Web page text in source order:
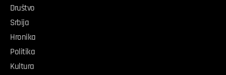
Društvo
Srbija
Hronika
Politika
Kultura